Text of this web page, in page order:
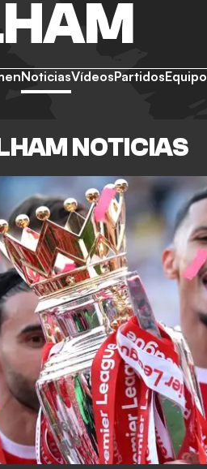
NoticiasVídeosPartidosEquipo
NOTICIAS